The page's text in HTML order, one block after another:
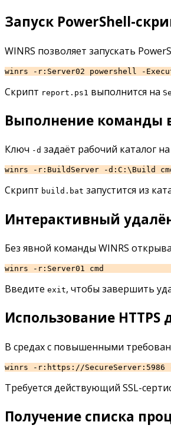
Запуск PowerShell-
WINRS позволяет запускать
winrs -r:Server02 powershell -
Скрипт report.ps1 выполнится на
Выполнение команды
Ключ -d задаёт рабочий каталог
winrs -r:BuildServer -d:C:\Build
Скрипт build.bat запустится из
Интерактивный
Без явной команды WINRS
winrs -r:Server01 cmd
Введите exit, чтобы завершить
Использование
В средах с повышенными
winrs -r:https://SecureServer:5986
Требуется действующий SSL-
Получение списка